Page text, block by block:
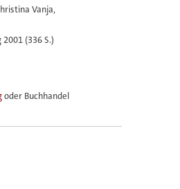
Vanja,
(336 S.)
oder Buchhandel